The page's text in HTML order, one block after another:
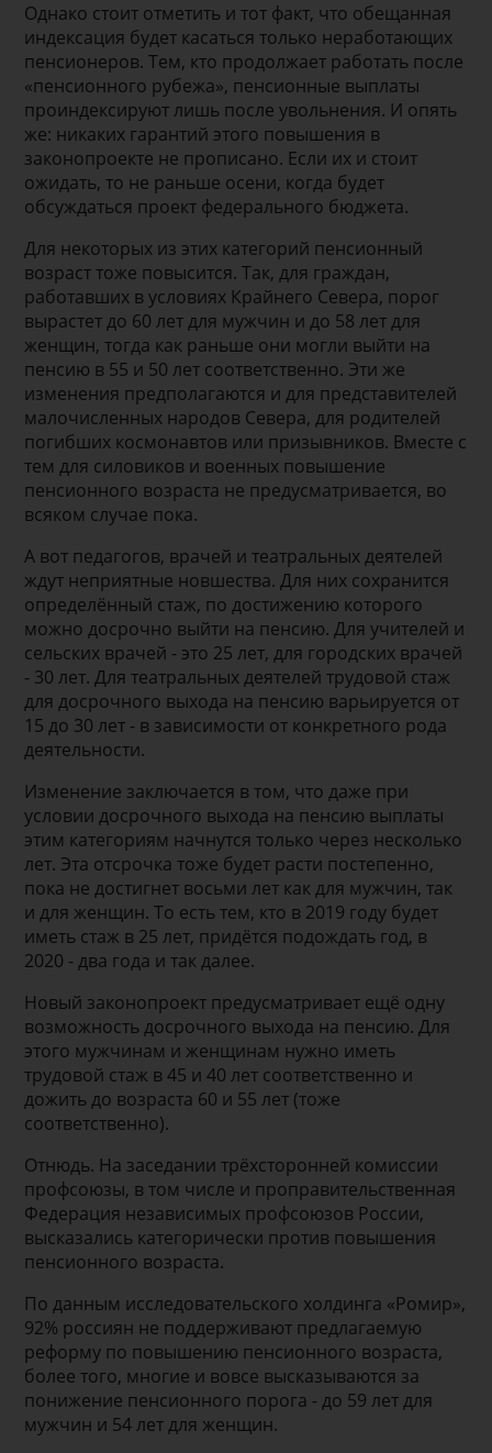
Однако стоит отметить и тот факт, что обещанная
индексация будет касаться только неработающих
пенсионеров. Тем, кто продолжает работать после
«пенсионного рубежа», пенсионные выплаты
проиндексируют лишь после увольнения. И опять
же: никаких гарантий этого повышения в
законопроекте не прописано. Если их и стоит
ожидать, то не раньше осени, когда будет
обсуждаться проект федерального бюджета.
Для некоторых из этих категорий пенсионный
возраст тоже повысится. Так, для граждан,
работавших в условиях Крайнего Севера, порог
вырастет до 60 лет для мужчин и до 58 лет для
женщин, тогда как раньше они могли выйти на
пенсию в 55 и 50 лет соответственно. Эти же
изменения предполагаются и для представителей
малочисленных народов Севера, для родителей
погибших космонавтов или призывников. Вместе с
тем для силовиков и военных повышение
пенсионного возраста не предусматривается, во
всяком случае пока.
А вот педагогов, врачей и театральных деятелей
ждут неприятные новшества. Для них сохранится
определённый стаж, по достижению которого
можно досрочно выйти на пенсию. Для учителей и
сельских врачей - это 25 лет, для городских врачей
- 30 лет. Для театральных деятелей трудовой стаж
для досрочного выхода на пенсию варьируется от
15 до 30 лет - в зависимости от конкретного рода
деятельности.
Изменение заключается в том, что даже при
условии досрочного выхода на пенсию выплаты
этим категориям начнутся только через несколько
лет. Эта отсрочка тоже будет расти постепенно,
пока не достигнет восьми лет как для мужчин, так
и для женщин. То есть тем, кто в 2019 году будет
иметь стаж в 25 лет, придётся подождать год, в
2020 - два года и так далее.
Новый законопроект предусматривает ещё одну
возможность досрочного выхода на пенсию. Для
этого мужчинам и женщинам нужно иметь
трудовой стаж в 45 и 40 лет соответственно и
дожить до возраста 60 и 55 лет (тоже
соответственно).
Отнюдь. На заседании трёхсторонней комиссии
профсоюзы, в том числе и проправительственная
Федерация независимых профсоюзов России,
высказались категорически против повышения
пенсионного возраста.
По данным исследовательского холдинга «Ромир»,
92% россиян не поддерживают предлагаемую
реформу по повышению пенсионного возраста,
более того, многие и вовсе высказываются за
понижение пенсионного порога - до 59 лет для
мужчин и 54 лет для женщин.